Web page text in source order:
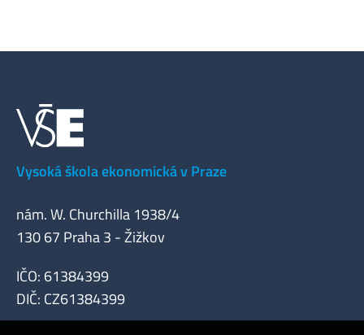
Vysoká škola ekonomická v Praze
nám. W. Churchilla 1938/4
130 67 Praha 3 - Žižkov
IČO: 61384399
DIČ: CZ61384399